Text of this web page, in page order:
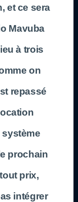
et ce sera
Mavuba
à trois
on
repassé
système
prochain
prix,
intégrer